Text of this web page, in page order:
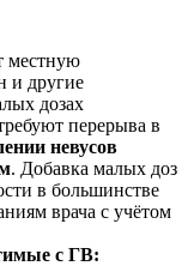
местную
и другие
дозах
перерыва в
невусов
. Добавка малых доз
в большинстве
врача с учётом
с ГВ: